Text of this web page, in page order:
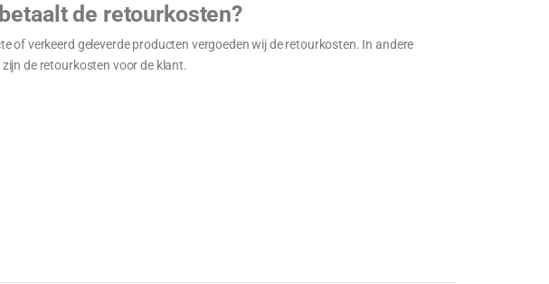
de retourkosten?
of verkeerd geleverde producten vergoeden wij de retourkosten. In andere
zijn de retourkosten voor de klant.